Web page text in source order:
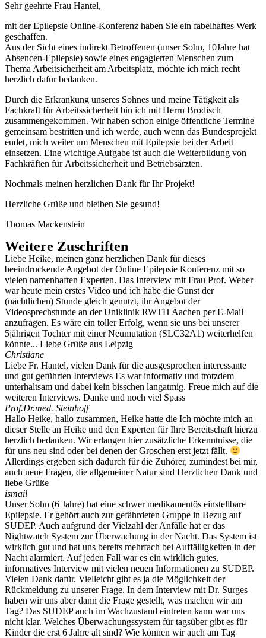
Sehr geehrte Frau Hantel,
mit der Epilepsie Online-Konferenz haben Sie ein fabelhaftes Werk
geschaffen.
Aus der Sicht eines indirekt Betroffenen (unser Sohn, 10Jahre hat
Absencen-Epilepsie) sowie eines engagierten Menschen zum
Thema Arbeitsicherheit am Arbeitsplatz, möchte ich mich recht
herzlich dafür bedanken.
Durch die Erkrankung unseres Sohnes und meine Tätigkeit als
Fachkraft für Arbeitssicherheit bin ich mit Herrn Brodisch
zusammengekommen. Wir haben schon einige öffentliche Termine
gemeinsam bestritten und ich werde, auch wenn das Bundesprojekt
endet, mich weiter um Menschen mit Epilepsie bei der Arbeit
einsetzen. Eine wichtige Aufgabe ist auch die Weiterbildung von
Fachkräften für Arbeitssicherheit und Betriebsärzten.
Nochmals meinen herzlichen Dank für Ihr Projekt!
Herzliche Grüße und bleiben Sie gesund!
Thomas Mackenstein
Weitere Zuschriften
Liebe Heike, meinen ganz herzlichen Dank für dieses
beeindruckende Angebot der Online Epilepsie Konferenz mit so
vielen namenhaften Experten. Das Interview mit Frau Prof. Weber
war heute mein erstes Video und ich habe die Gunst der
(nächtlichen) Stunde gleich genutzt, ihr Angebot der
Videosprechstunde an der Uniklinik RWTH Aachen per E-Mail
anzufragen. Es wäre ein toller Erfolg, wenn sie uns bei unserer
5jährigen Tochter mit einer Neumutation (SLC32A1) weiterhelfen
könnte... Liebe Grüße aus Leipzig
Christiane
Liebe Fr. Hantel, vielen Dank für die ausgesprochen interessante
und gut geführten Interviews Es war informativ und trotzdem
unterhaltsam und dabei kein bisschen langatmig. Freue mich auf die
weiteren Interviews. Danke und noch viel Spass
Prof.Dr.med. Steinhoff
Hallo Heike, hallo zusammen, Heike hatte die Ich möchte mich an
dieser Stelle an Heike und den Experten für Ihre Bereitschaft hierzu
herzlich bedanken. Wir erlangen hier zusätzliche Erkenntnisse, die
für uns neu sind oder bei denen der Groschen erst jetzt fällt.
Allerdings ergeben sich dadurch für die Zuhörer, zumindest bei mir,
auch neue Fragen, die allgemeiner Natur sind Herzlichen Dank und
liebe Grüße
ismail
Unser Sohn (6 Jahre) hat eine schwer medikamentös einstellbare
Epilepsie. Er gehört auch zur gefährdeten Gruppe in Bezug auf
SUDEP. Auch aufgrund der Vielzahl der Anfälle hat er das
Nightwatch System zur Überwachung in der Nacht. Das System ist
wirklich gut und hat uns bereits mehrfach bei Auffälligkeiten in der
Nacht alarmiert. Auf jeden Fall war es ein wirklich gutes,
informatives Interview mit vielen neuen Informationen zu SUDEP.
Vielen Dank dafür. Vielleicht gibt es ja die Möglichkeit der
Rückmeldung zu unserer Frage. In dem Interview mit Dr. Surges
haben wir uns aber dann die Frage gestellt, was machen wir am
Tag? Das SUDEP auch im Wachzustand eintreten kann war uns
nicht klar. Welches Überwachungssystem für tagsüber gibt es für
Kinder die erst 6 Jahre alt sind? Wie können wir auch am Tag